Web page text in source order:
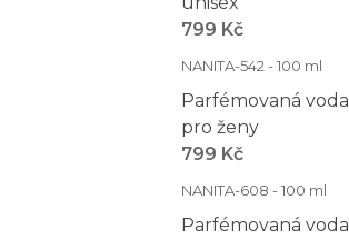
799 Kč
NANITA-542 - 100 ml
Parfémovaná voda
pro ženy
799 Kč
NANITA-608 - 100 ml
Parfémovaná voda